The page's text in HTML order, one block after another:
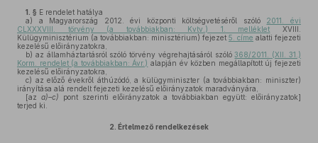
1. § E rendelet hatálya
a) a Magyarország 2012. évi központi költségvetéséről szóló 2011. évi
CLXXXVIII. törvény (a továbbiakban: Kvtv.) 1. melléklet XVIII.
Külügyminisztérium (a továbbiakban: minisztérium) fejezet 5. címe alatti fejezeti
kezelésű előirányzatokra,
b) az államháztartásról szóló törvény végrehajtásáról szóló368/2011. (XII. 31.)
Korm. rendelet (a továbbiakban: Ávr.) alapján év közben megállapított új fejezeti
kezelésű előirányzatokra,
c) az előző évekről áthúzódó, a külügyminiszter (a továbbiakban: miniszter)
irányítása alá rendelt fejezeti kezelésű előirányzatok maradványára,
[az a)–c) pont szerinti előirányzatok a továbbiakban együtt: előirányzatok]
terjed ki.
2. Értelmező rendelkezések